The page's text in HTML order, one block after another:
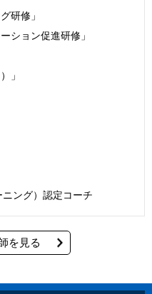
研修」
ション促進研修」
」
ング）認定コーチ
を見る